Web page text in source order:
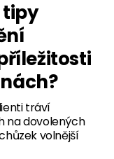
tipy
tráví
na dovolených
volnější